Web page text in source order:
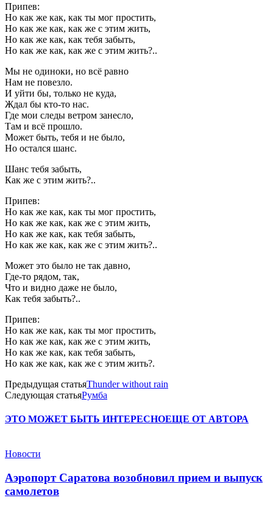
Припев:
Но как же как, как ты мог простить,
Но как же как, как же с этим жить,
Но как же как, как тебя забыть,
Но как же как, как же с этим жить?..
Мы не одиноки, но всё равно
Нам не повезло.
И уйти бы, только не куда,
Ждал бы кто-то нас.
Где мои следы ветром занесло,
Там и всё прошло.
Может быть, тебя и не было,
Но остался шанс.
Шанс тебя забыть,
Как же с этим жить?..
Припев:
Но как же как, как ты мог простить,
Но как же как, как же с этим жить,
Но как же как, как тебя забыть,
Но как же как, как же с этим жить?..
Может это было не так давно,
Где-то рядом, так,
Что и видно даже не было,
Как тебя забыть?..
Припев:
Но как же как, как ты мог простить,
Но как же как, как же с этим жить,
Но как же как, как тебя забыть,
Но как же как, как же с этим жить?.
Предыдущая статьяThunder without rain
Следующая статьяРумба
ЭТО МОЖЕТ БЫТЬ ИНТЕРЕСНОЕЩЕ ОТ АВТОРА
Новости
Аэропорт Саратова возобновил прием и выпуск
самолетов